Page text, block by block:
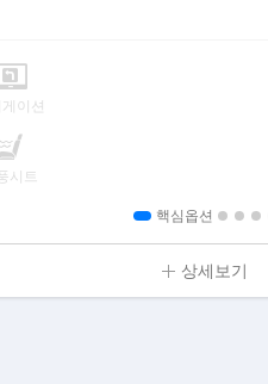
이션
시트
핵심옵션
상세보기